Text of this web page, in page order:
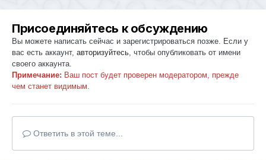
Присоединяйтесь к обсуждению
Вы можете написать сейчас и зарегистрироваться позже. Если у
вас есть аккаунт, авторизуйтесь , чтобы опубликовать от имени
своего аккаунта.
Примечание: Ваш пост будет проверен модератором, прежде
чем станет видимым.
Ответить в этой теме...